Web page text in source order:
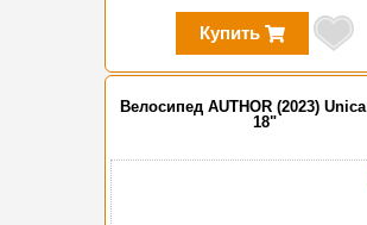
Купить
Велосипед AUTHOR (2023)
18"